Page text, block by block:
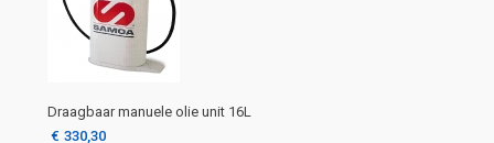
Draagbaar manuele olie unit 16L
€ 330,30